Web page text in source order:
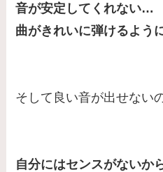
音が安定してくれない…
曲がきれいに弾けるよう
そして良い音が出せない
自分にはセンスがないか